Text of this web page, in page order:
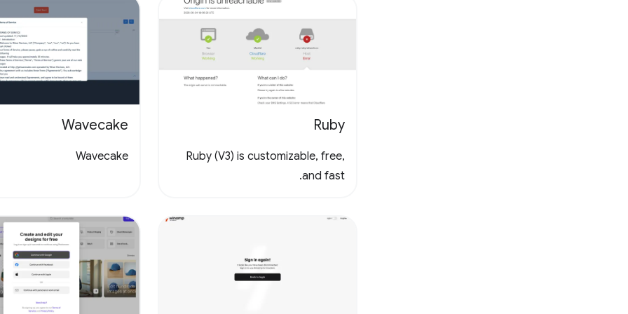
Ruby
Ruby (V3) is customizable, free,
and fast.
Wavecake
Wavecake